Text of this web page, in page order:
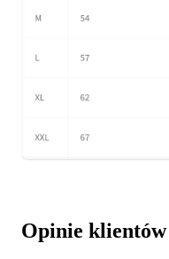
Opinie klientów